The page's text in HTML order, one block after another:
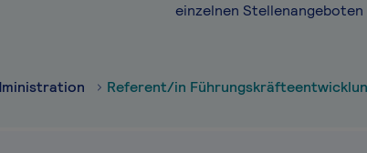
einzelnen
Referent/in